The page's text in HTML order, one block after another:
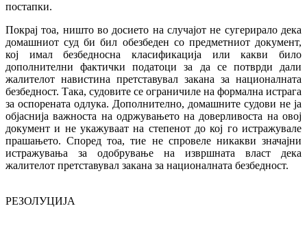
постапки.
Покрај тоа, ништо во досието на случајот не сугерирало дека
домашниот суд би бил обезбеден со предметниот документ,
кој имал безбедносна класификација или какви било
дополнителни фактички податоци за да се потврди дали
жалителот навистина претставувал закана за националната
безбедност. Така, судовите се ограничиле на формална истрага
за оспорената одлука. Дополнително, домашните судови не ја
објаснија важноста на одржувањето на доверливоста на овој
документ и не укажуваат на степенот до кој го истражувале
прашањето. Според тоа, тие не спровеле никакви значајни
истражувања за одобрување на извршната власт дека
жалителот претставувал закана за националната безбедност.
РЕЗОЛУЦИЈА